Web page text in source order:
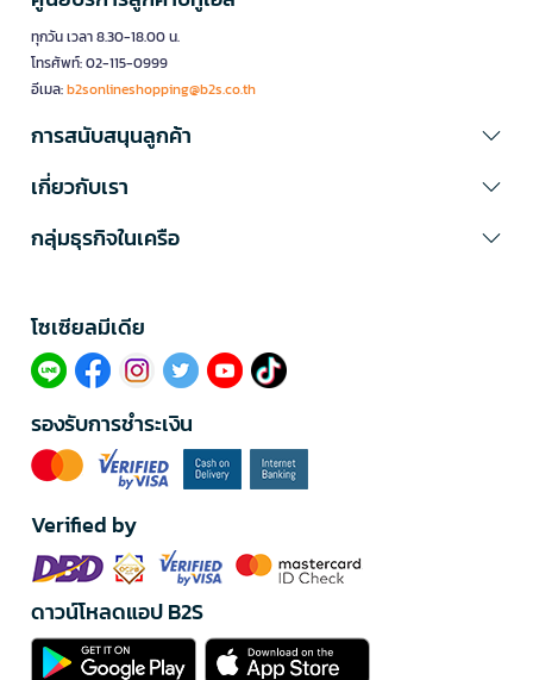
ทุกวัน เวลา 8.30-18.00 น.
โทรศัพท์: 02-115-0999
อีเมล:b2sonlineshopping@b2s.co.th
การสนับสนุนลูกค้า
เกี่ยวกับเรา
กลุ่มธุรกิจในเครือ
โซเซียลมีเดีย​
รองรับการชำระเงิน
Verified by
ดาวน์โหลดแอป B2S